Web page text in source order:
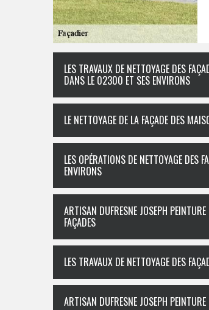
LES TRAVAUX DE NETTOYAGE DES
DANS LE 02300 ET SES ENVIRONS
LE NETTOYAGE DE LA FAÇADE DES
LES OPÉRATIONS DE NETTOYAGE DES
ENVIRONS
ARTISAN DUFRESNE JOSEPH
FAÇADES
LES TRAVAUX DE NETTOYAGE DES
ARTISAN DUFRESNE JOSEPH